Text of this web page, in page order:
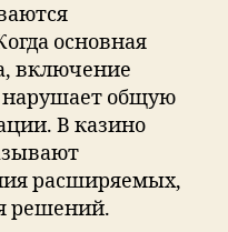
основная
включение
нарушает общую
В казино
расширяемых,
решений.